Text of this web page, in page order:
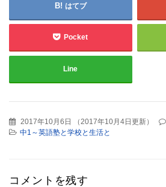
はてブ
Pocket
Line
2017年10月6日 （2017年10月4日更新）
中1～英語塾と学校と生活と
コメントを残す